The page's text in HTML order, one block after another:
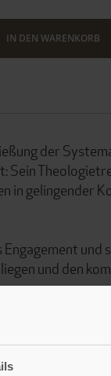
IN DEN WARENKORB
der
Sein
in gelingender
und
und den